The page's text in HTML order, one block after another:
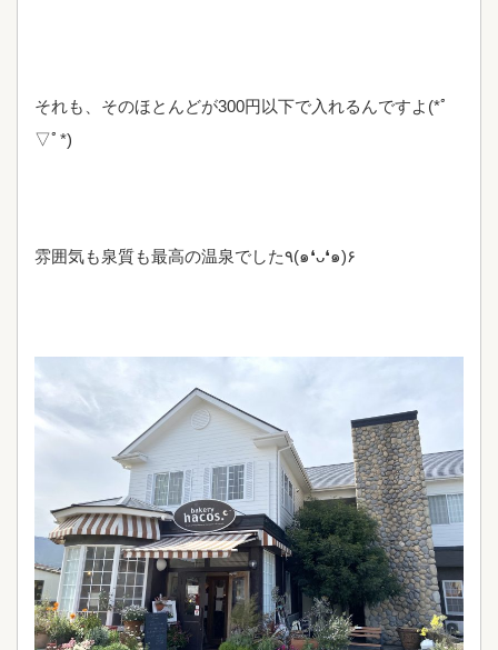
それも、そのほとんどが300円以下で入れるんですよ(*ﾟ
▽ﾟ*)
雰囲気も泉質も最高の温泉でした٩(๑❛ᴗ❛๑)۶